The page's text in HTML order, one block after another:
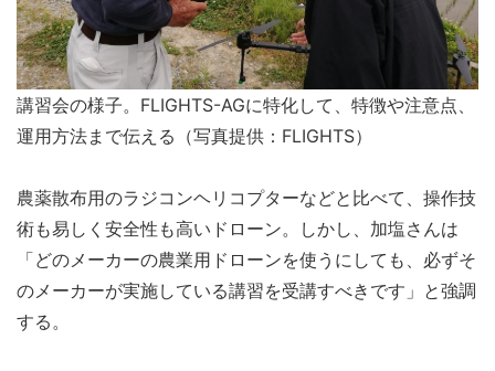
講習会の様子。FLIGHTS-AGに特化して、特徴や注意点、
運用方法まで伝える（写真提供：FLIGHTS）
農薬散布用のラジコンヘリコプターなどと比べて、操作技
術も易しく安全性も高いドローン。しかし、加塩さんは
「どのメーカーの農業用ドローンを使うにしても、必ずそ
のメーカーが実施している講習を受講すべきです」と強調
する。